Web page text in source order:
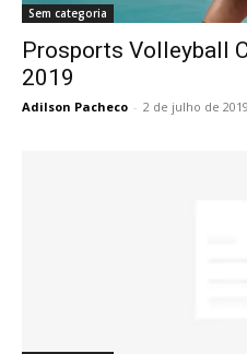
Sem categoria
Prosports Volleyball
2019
Adilson Pacheco - 2 de julho de 2019